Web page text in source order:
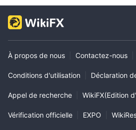
À propos de nous Contactez-nous
Conditions d'utilisation Déclaration
Appel de recherche WikiFX(Edition
Vérification officielle EXPO